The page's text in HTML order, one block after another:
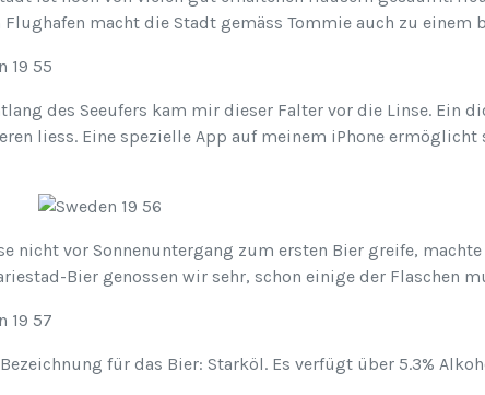
macht die Stadt gemäss Tommie auch zu einem
des Seeufers kam mir dieser Falter vor die Linse. Ein
liess. Eine spezielle App auf meinem iPhone
nicht vor Sonnenuntergang zum ersten Bier greife,
Bier genossen wir sehr, schon einige der Flaschen
für das Bier: Starköl. Es verfügt über 5.3%